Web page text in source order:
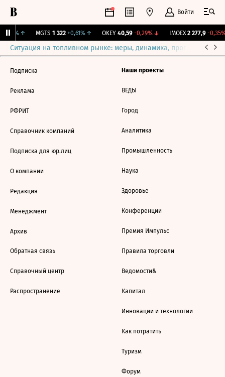
Войти
↑ MGTS 1 322 +0,61%↑ OKEY 40,59 -0,29%↓ IMOEX 2 277,9 -0,35%
Ситуация на топливном рынке: меры, динамика, прогнозы
Подписка
Реклама
РФРИТ
Справочник компаний
Подписка для юр.лиц
О компании
Редакция
Менеджмент
Архив
Обратная связь
Справочный центр
Распространение
Наши проекты
ВЕДЫ
Город
Аналитика
Промышленность
Наука
Здоровье
Конференции
Премия Импульс
Правила торговли
Ведомости&
Капитал
Инновации и технологии
Как потратить
Туризм
Форум